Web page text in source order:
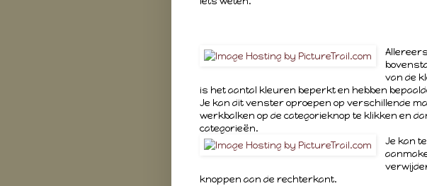
van de
is het aantal kleuren beperkt en hebben
Je kan dit venster oproepen op verschillende
werkbalken op de categorieknop te klikken en
categorieën.
Je kan
knoppen aan de rechterkant.